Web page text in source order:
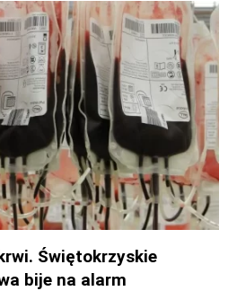
Świętokrzyskie
bije na alarm